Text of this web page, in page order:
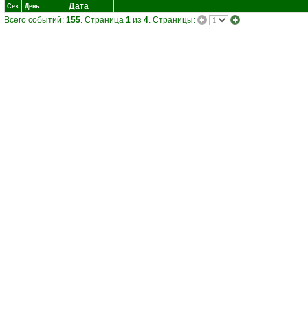
Сез. День
Дата
Всего событий: 155. Страница 1 из 4. Страницы: